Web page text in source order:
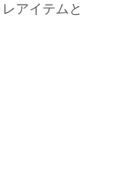
アイテムと